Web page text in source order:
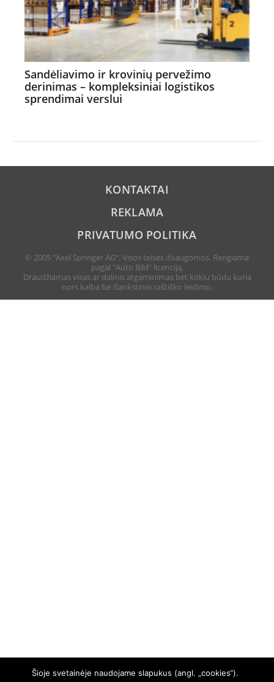
Sandėliavimo ir krovinių pervežimo
derinimas – kompleksiniai logistikos
sprendimai verslui
KONTAKTAI
REKLAMA
PRIVATUMO POLITIKA
© 2005 "Axel Springer AG". Visos teisės išsaugomos. Rengiama
pagal "Auto Bild" licenciją.
Draudžiamas visas ar dalinis atgaminimas bet kokiu būdu kuria
nors kalba be išankstinio raštiško leidimo.
Šioje svetainėje naudojame slapukus (angl. „cookies“).